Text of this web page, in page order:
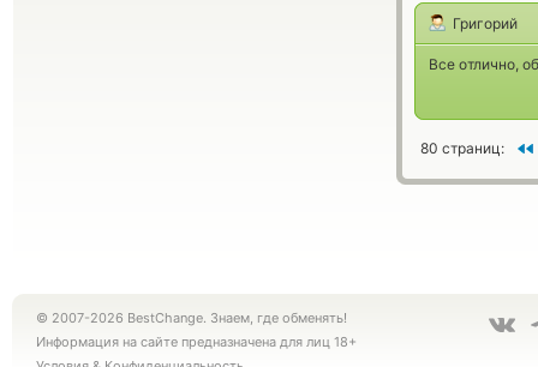
Григорий
Все отлично,
80 страниц:
© 2007-2026 BestChange. Знаем, где обменять!
Информация на сайте предназначена для лиц 18+